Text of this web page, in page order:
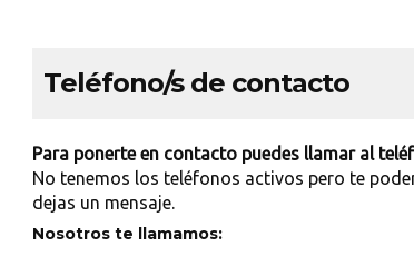
Teléfono/s de contacto
Para ponerte en contacto puedes llamar al
No tenemos los teléfonos activos pero te
dejas un mensaje.
Nosotros te llamamos: